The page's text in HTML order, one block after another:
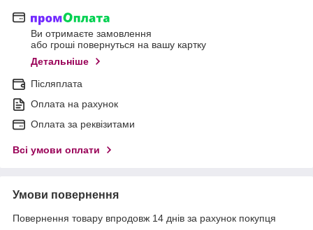
Ви отримаєте замовлення
або гроші повернуться на вашу картку
Детальніше
Післяплата
Оплата на рахунок
Оплата за реквізитами
Всі умови оплати
Умови повернення
Повернення товару впродовж 14 днів за рахунок покупця